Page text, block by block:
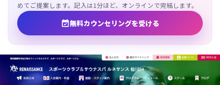
めてご提案します。記入は1分ほど、オンラインで完結します。
無料カウンセリングを受ける